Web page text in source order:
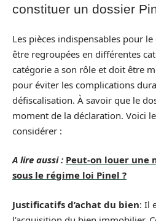
constituer un dossier
Les pièces indispensables pour
être regroupées en différentes
catégorie a son rôle et doit être
pour éviter les complications
défiscalisation. À savoir que le
moment de la déclaration. Voici
considérer :
A lire aussi : Peut-on louer une
sous le régime loi Pinel ?
Justificatifs d’achat du bien: Il